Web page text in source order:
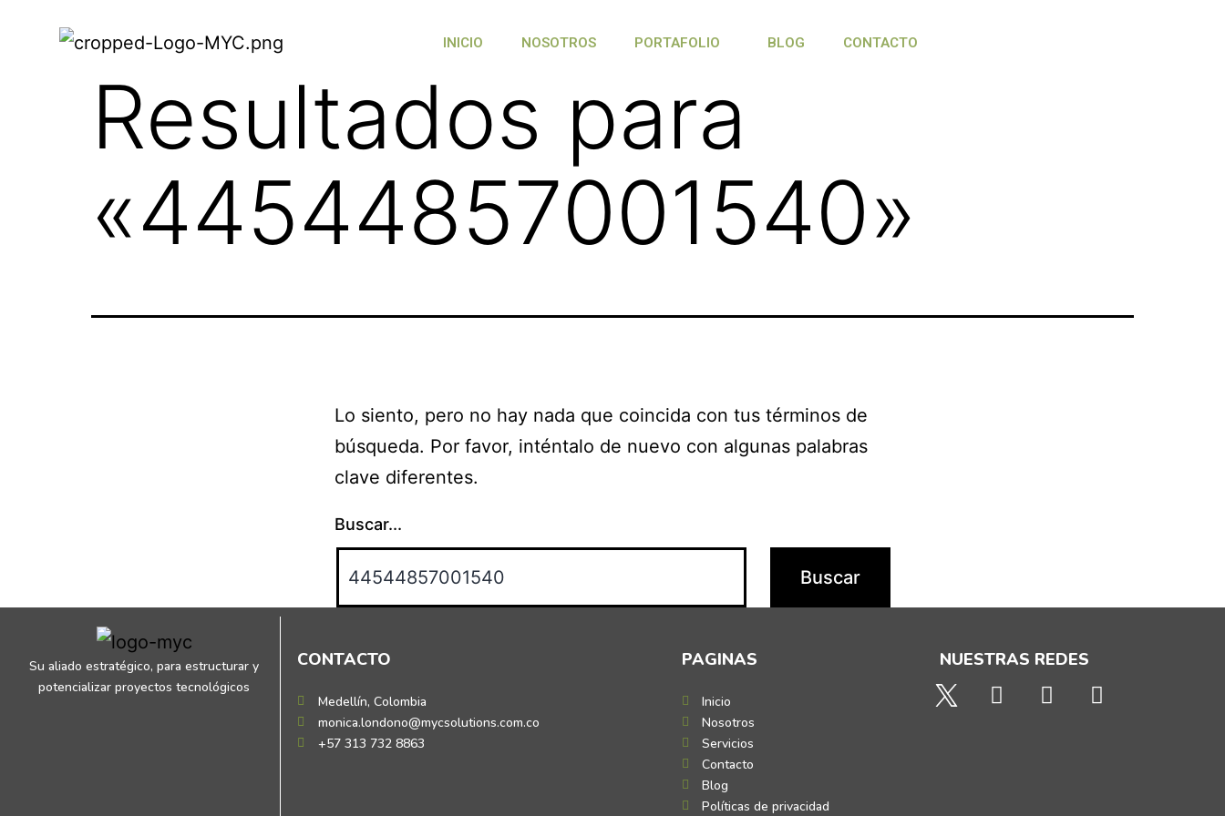
INICIO NOSOTROS PORTAFOLIO BLOG CONTACTO
Resultados para
«44544857001540»
Lo siento, pero no hay nada que coincida con tus términos de
búsqueda. Por favor, inténtalo de nuevo con algunas palabras
clave diferentes.
Buscar...
Su aliado estratégico, para estructurar y
potencializar proyectos tecnológicos
CONTACTO
Medellín, Colombia
monica.londono@mycsolutions.com.co
+57 313 732 8863
PAGINAS
Inicio
Nosotros
Servicios
Contacto
Blog
Políticas de privacidad
NUESTRAS REDES